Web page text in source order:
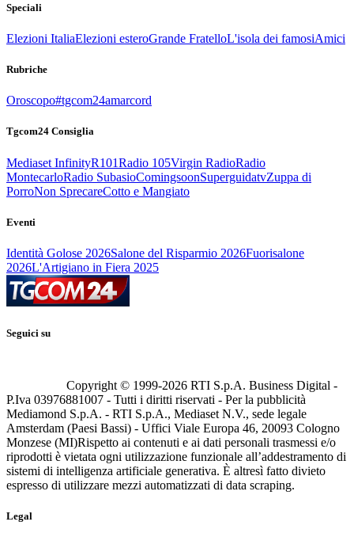
Speciali
Elezioni ItaliaElezioni esteroGrande FratelloL'isola dei famosiAmici
Rubriche
Oroscopo#tgcom24amarcord
Tgcom24 Consiglia
Mediaset InfinityR101Radio 105Virgin RadioRadio
MontecarloRadio SubasioComingsoonSuperguidatvZuppa di
PorroNon SprecareCotto e Mangiato
Eventi
Identità Golose 2026Salone del Risparmio 2026Fuorisalone
2026L'Artigiano in Fiera 2025
Seguici su
Copyright © 1999-2026 RTI S.p.A. Business Digital -
P.Iva 03976881007 - Tutti i diritti riservati - Per la pubblicità
Mediamond S.p.A. - RTI S.p.A., Mediaset N.V., sede legale
Amsterdam (Paesi Bassi) - Uffici Viale Europa 46, 20093 Cologno
Monzese (MI)Rispetto ai contenuti e ai dati personali trasmessi e/o
riprodotti è vietata ogni utilizzazione funzionale all’addestramento di
sistemi di intelligenza artificiale generativa. È altresì fatto divieto
espresso di utilizzare mezzi automatizzati di data scraping.
Legal